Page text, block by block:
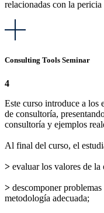
relacionadas con la
Consulting Tools Seminar
4
Este curso introduce a los
de consultoría,
consultoría y ejemplos
Al final del curso, el
> evaluar los valores de la
> descomponer
metodología adecuada;